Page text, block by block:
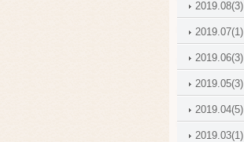
2019.08(3)
2019.07(1)
2019.06(3)
2019.05(3)
2019.04(5)
2019.03(1)